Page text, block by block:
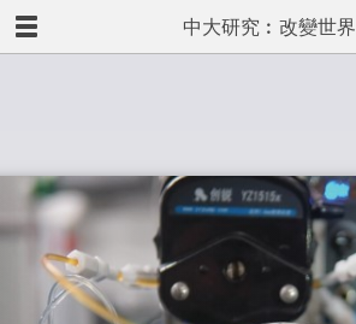
中大研究︰改變世界